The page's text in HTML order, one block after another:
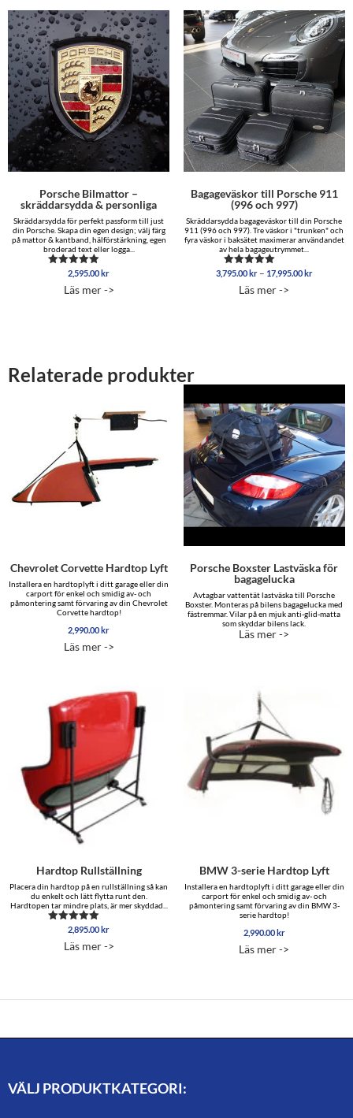
Porsche Bilmattor –
skräddarsydda & personliga
Skräddarsydda för perfekt passform till just
din Porsche. Skapa din egen design; välj färg
på mattor & kantband, hälförstärkning, egen
broderad text eller logga...
Betygsatt
av 5
2,595.00kr
Läs mer ->
Bagageväskor till Porsche 911
(996 och 997)
Skräddarsydda bagageväskor till din Porsche
911 (996 och 997). Tre väskor i "trunken" och
fyra väskor i baksätet maximerar användandet
av hela bagageutrymmet...
Betygsatt
av 5
3,795.00kr – 17,995.00kr
Läs mer ->
Relaterade produkter
Chevrolet Corvette Hardtop Lyft
Installera en hardtoplyft i ditt garage eller din
carport för enkel och smidig av- och
påmontering samt förvaring av din Chevrolet
Corvette hardtop!
2,990.00 kr
Läs mer ->
Porsche Boxster Lastväska för
bagagelucka
Avtagbar vattentät lastväska till Porsche
Boxster. Monteras på bilens bagagelucka med
fästremmar. Vilar på en mjuk anti-glid-matta
som skyddar bilens lack.
Läs mer ->
Hardtop Rullställning
Placera din hardtop på en rullställning så kan
du enkelt och lätt flytta runt den.
Hardtopen tar mindre plats, är mer skyddad...
Betygsatt
av 5
2,895.00kr
Läs mer ->
BMW 3-serie Hardtop Lyft
Installera en hardtoplyft i ditt garage eller din
carport för enkel och smidig av- och
påmontering samt förvaring av din BMW 3-
serie hardtop!
2,990.00kr
Läs mer ->
VÄLJ PRODUKTKATEGORI: